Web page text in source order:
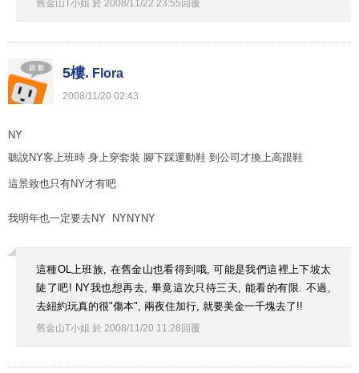
舊金山T小姐 於 2008/11/22 23:55 回覆
5樓. Flora
2008/11/20 02:43
NY
聽說NY客上班時 身上穿套裝 腳下踩運動鞋 到公司才換上高跟鞋
這景致也只有NY才有吧
我明年也一定要去NY NYNYNY
這種OL上班族, 在舊金山也看得到哦, 可能是我們這裡上下坡太
陡了吧! NY我也想再去, 畢竟這次只待三天, 能看的有限. 不過,
去紐約玩真的很"傷本", 兩夜住加行, 就要美金一千塊去了!!
舊金山T小姐 於 2008/11/20 11:28 回覆